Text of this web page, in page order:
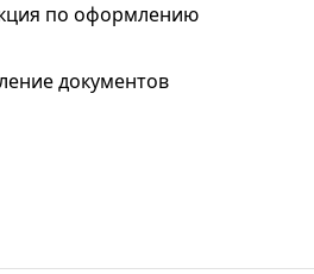
по оформлению
документов